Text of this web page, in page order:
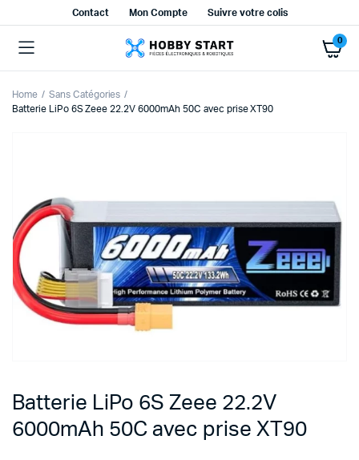
Contact Mon Compte Suivre votre colis
0
Home
Sans Catégories
Batterie LiPo 6S Zeee 22.2V 6000mAh 50C avec prise XT90
Batterie LiPo 6S Zeee 22.2V
6000mAh 50C avec prise XT90